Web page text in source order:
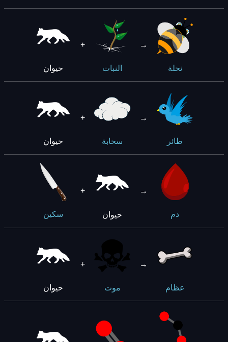
حيوان
+
النبات
→
نحلة
حيوان
+
سحابة
→
طائر
سكين
+
حيوان
→
دم
حيوان
+
موت
→
عظام